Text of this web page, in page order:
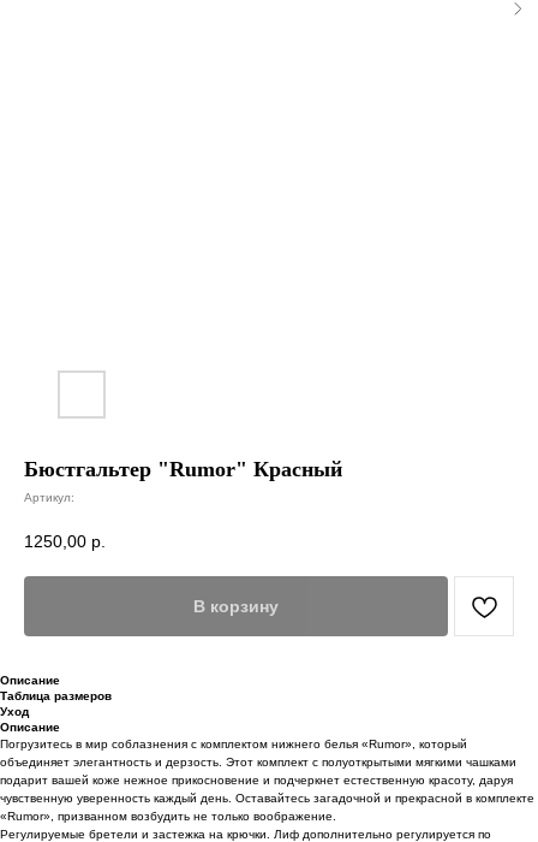
Бюстгальтер "Rumor" Красный
Артикул:
1250,00 р.
В корзину
Описание
Таблица размеров
Уход
Описание
Погрузитесь в мир соблазнения с комплектом нижнего белья «Rumor», который
объединяет элегантность и дерзость. Этот комплект с полуоткрытыми мягкими чашками
подарит вашей коже нежное прикосновение и подчеркнет естественную красоту, даруя
чувственную уверенность каждый день. Оставайтесь загадочной и прекрасной в комплекте
«Rumor», призванном возбудить не только воображение.
Регулируемые бретели и застежка на крючки. Лиф дополнительно регулируется по